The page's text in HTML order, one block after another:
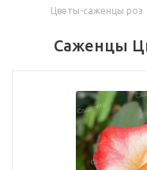
Цветы-саженцы роз
Саженцы